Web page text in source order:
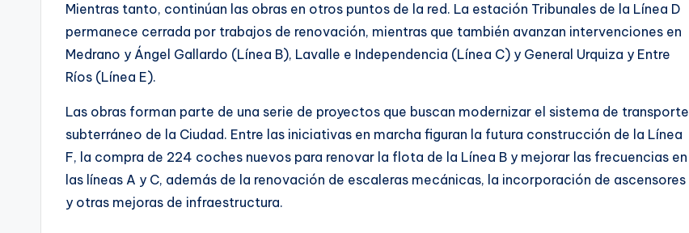
Mientras tanto, continúan las obras en otros puntos de la red. La estación Tribunales de la Línea D
permanece cerrada por trabajos de renovación, mientras que también avanzan intervenciones en
Medrano y Ángel Gallardo (Línea B), Lavalle e Independencia (Línea C) y General Urquiza y Entre
Ríos (Línea E).
Las obras forman parte de una serie de proyectos que buscan modernizar el sistema de transporte
subterráneo de la Ciudad. Entre las iniciativas en marcha figuran la futura construcción de la Línea
F, la compra de 224 coches nuevos para renovar la flota de la Línea B y mejorar las frecuencias en
las líneas A y C, además de la renovación de escaleras mecánicas, la incorporación de ascensores
y otras mejoras de infraestructura.